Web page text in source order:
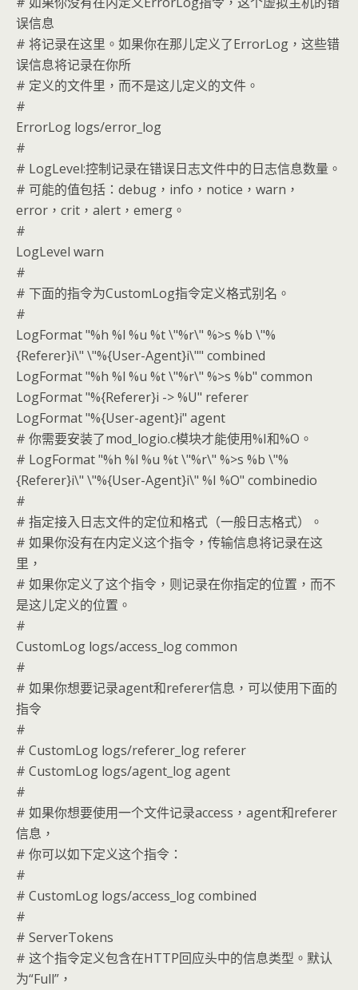
误信息
# 将记录在这里。如果你在那儿定义了ErrorLog，这些错
误信息将记录在你所
# 定义的文件里，而不是这儿定义的文件。
#
ErrorLog logs/error_log
#
# LogLevel:控制记录在错误日志文件中的日志信息数量。
# 可能的值包括：debug，info，notice，warn，
error，crit，alert，emerg。
#
LogLevel warn
#
# 下面的指令为CustomLog指令定义格式别名。
#
LogFormat "%h %l %u %t \"%r\" %>s %b \"%
{Referer}i\" \"%{User-Agent}i\"" combined
LogFormat "%h %l %u %t \"%r\" %>s %b" common
LogFormat "%{Referer}i -> %U" referer
LogFormat "%{User-agent}i" agent
# 你需要安装了mod_logio.c模块才能使用%I和%O。
# LogFormat "%h %l %u %t \"%r\" %>s %b \"%
{Referer}i\" \"%{User-Agent}i\" %I %O" combinedio
#
# 指定接入日志文件的定位和格式（一般日志格式）。
# 如果你没有在内定义这个指令，传输信息将记录在这
里，
# 如果你定义了这个指令，则记录在你指定的位置，而不
是这儿定义的位置。
#
CustomLog logs/access_log common
#
# 如果你想要记录agent和referer信息，可以使用下面的
指令
#
# CustomLog logs/referer_log referer
# CustomLog logs/agent_log agent
#
# 如果你想要使用一个文件记录access，agent和referer
信息，
# 你可以如下定义这个指令：
#
# CustomLog logs/access_log combined
#
# ServerTokens
# 这个指令定义包含在HTTP回应头中的信息类型。默认
为“Full”，